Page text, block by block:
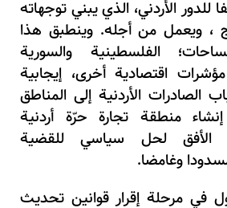
للدور الأردني، الذي يبني توجهاته
، ويعمل من أجله. وينطبق هذا
الفلسطينية والسورية
اقتصادية أخرى، إيجابية
الأردنية إلى المناطق
منطقة تجارة حرّة أردنية
الأفق لحل سياسي للقضية
وغامضا.
في مرحلة إقرار قوانين تحديث